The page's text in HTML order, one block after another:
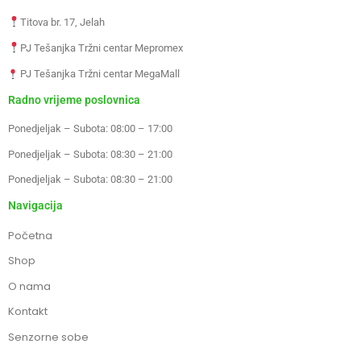
Titova br. 17, Jelah
PJ Tešanjka Tržni centar Mepromex
PJ Tešanjka Tržni centar MegaMall
Radno vrijeme poslovnica
Ponedjeljak – Subota: 08:00 – 17:00
Ponedjeljak – Subota: 08:30 – 21:00
Ponedjeljak – Subota: 08:30 – 21:00
Navigacija
Početna
Shop
O nama
Kontakt
Senzorne sobe